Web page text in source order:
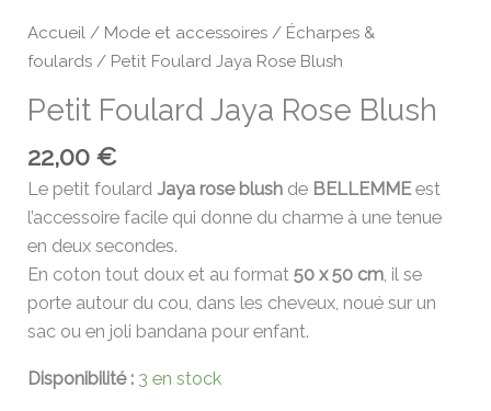
Accueil / Mode et accessoires / Écharpes &
foulards / Petit Foulard Jaya Rose Blush
Petit Foulard Jaya Rose Blush
22,00€
Le petit foulardJaya rose blush de BELLEMMEest
l’accessoire facile qui donne du charme à une tenue
en deux secondes.
En coton tout doux et au format50 x 50 cm, il se
porte autour du cou, dans les cheveux, noué sur un
sac ou en joli bandana pour enfant.
Disponibilité : 3 en stock